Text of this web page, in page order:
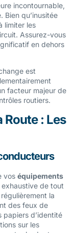
incontournable,
Bien qu’inusitée
limiter les
Assurez-vous
en dehors
est
facteur majeur de
routiers.
: Les
vos équipements
exhaustive de tout
la
des feux de
papiers d’identité
sur les